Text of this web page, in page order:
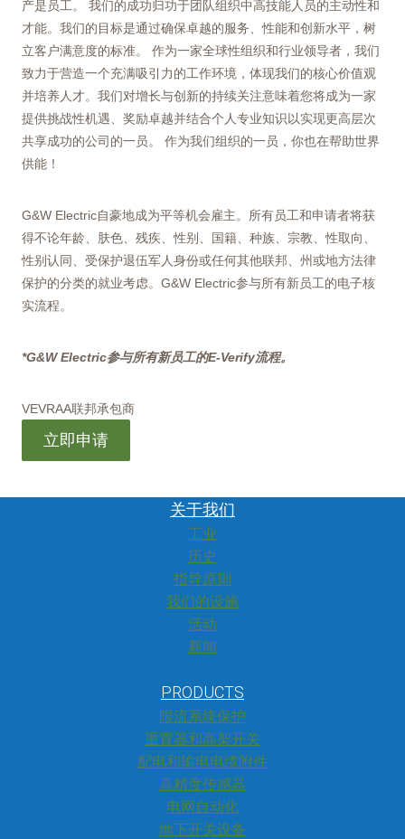
产是员工。 我们的成功归功于团队组织中高技能人员的主动性和
才能。我们的目标是通过确保卓越的服务、性能和创新水平，树
立客户满意度的标准。 作为一家全球性组织和行业领导者，我们
致力于营造一个充满吸引力的工作环境，体现我们的核心价值观
并培养人才。我们对增长与创新的持续关注意味着您将成为一家
提供挑战性机遇、奖励卓越并结合个人专业知识以实现更高层次
共享成功的公司的一员。 作为我们组织的一员，你也在帮助世界
供能！
G&W Electric自豪地成为平等机会雇主。所有员工和申请者将获
得不论年龄、肤色、残疾、性别、国籍、种族、宗教、性取向、
性别认同、受保护退伍军人身份或任何其他联邦、州或地方法律
保护的分类的就业考虑。G&W Electric参与所有新员工的电子核
实流程。
*G&W Electric参与所有新员工的E-Verify流程。
VEVRAA联邦承包商
立即申请
关于我们
工业
历史
指导原则
我们的设施
活动
新闻
PRODUCTS
限流系统保护
重置器和高架开关
配电和输电电缆附件
高精度传感器
电网自动化
地下开关设备